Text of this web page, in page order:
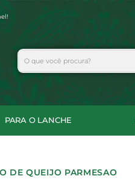
Search
PARA O LANCHE
DE QUEIJO PARMESAO